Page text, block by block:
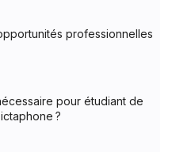
professionnelles
pour étudiant de
?